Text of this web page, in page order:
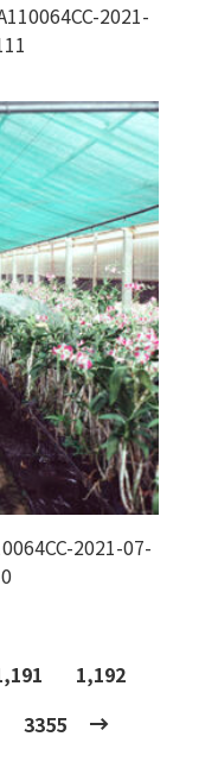
2021-
2021-07-
1,192
3355